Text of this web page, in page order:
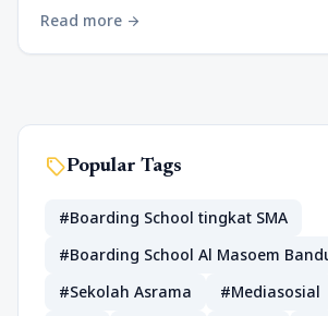
Read more arrow_forward
sellPopular Tags
#Boarding School tingkat SMA
#Boarding School Al Masoem
#Sekolah Asrama
#Mediasosial